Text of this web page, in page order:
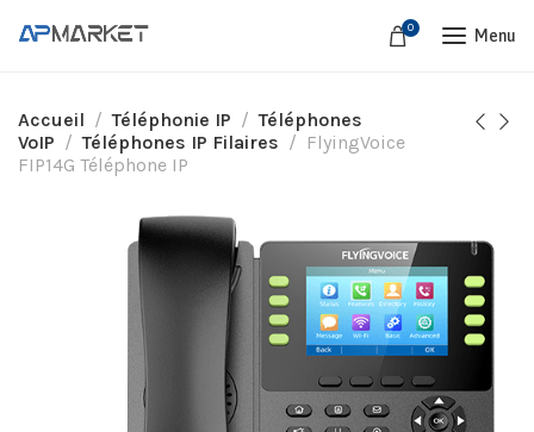
0 Menu
Accueil Téléphonie IP
Téléphones
VoIP
Téléphones IP Filaires
FlyingVoice
FIP14G Téléphone IP